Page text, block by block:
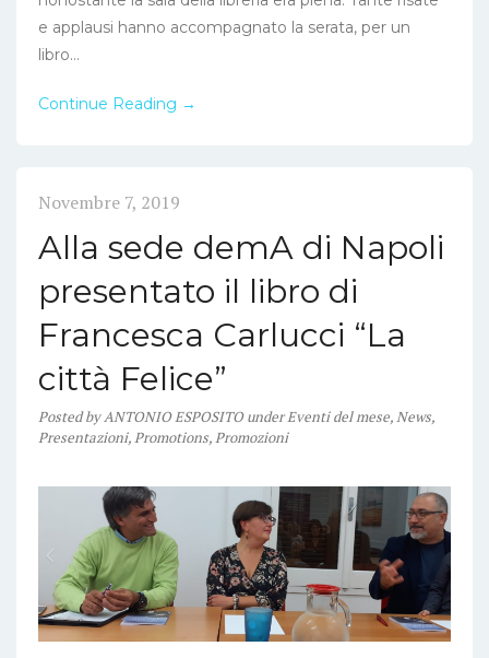
e applausi hanno accompagnato la serata, per un
libro...
Continue Reading →
Novembre 7, 2019
Alla sede demA di Napoli
presentato il libro di
Francesca Carlucci “La
città Felice”
PostedbyANTONIO ESPOSITO underEventi del mese,News,
Presentazioni,Promotions,Promozioni